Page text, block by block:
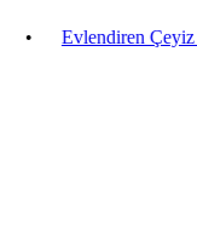
Evlendiren Çeyiz